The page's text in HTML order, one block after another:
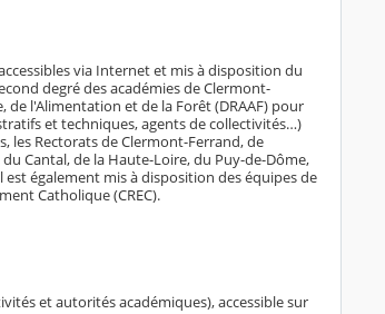
via Internet et mis à disposition du
degré des académies de Clermont-
de l'Alimentation et de la Forêt (DRAAF) pour
et techniques, agents de collectivités…)
les Rectorats de Clermont-Ferrand, de
Cantal, de la Haute-Loire, du Puy-de-Dôme,
est également mis à disposition des équipes de
Catholique (CREC).
et autorités académiques), accessible sur